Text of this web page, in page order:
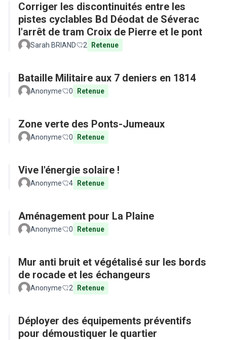
Corriger les discontinuités entre les
pistes cyclables Bd Déodat de Séverac
l'arrêt de tram Croix de Pierre et le pont
Sarah BRIAND 2 Retenue
Bataille Militaire aux 7 deniers en 1814
Anonyme 0 Retenue
Zone verte des Ponts-Jumeaux
Anonyme 0 Retenue
Vive l'énergie solaire !
Anonyme 4 Retenue
Aménagement pour La Plaine
Anonyme 0 Retenue
Mur anti bruit et végétalisé sur les bords
de rocade et les échangeurs
Anonyme 2 Retenue
Déployer des équipements préventifs
pour démoustiquer le quartier